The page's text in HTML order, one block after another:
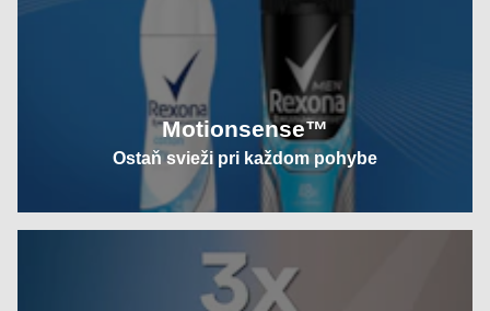
Motionsense™
Ostaň svieži pri každom pohybe